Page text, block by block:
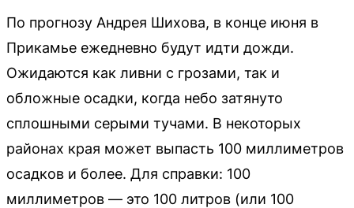
По прогнозу Андрея Шихова, в конце июня в
Прикамье ежедневно будут идти дожди.
Ожидаются как ливни с грозами, так и
обложные осадки, когда небо затянуто
сплошными серыми тучами. В некоторых
районах края может выпасть 100 миллиметров
осадков и более. Для справки: 100
миллиметров — это 100 литров (или 100